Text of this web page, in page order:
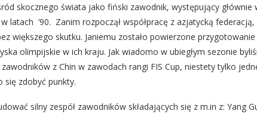
skocznego świata jako fiński zawodnik, występujący głównie
latach ’90. Zanim rozpoczął współpracę z azjatycką
większego skutku. Janiemu zostało powierzone
olimpijskie w ich kraju. Jak wiadomo w ubiegłym sezonie
z Chin w zawodach rangi FIS Cup, niestety tylko
się zdobyć punkty.
silny zespół zawodników składających się z m.in z: Yang